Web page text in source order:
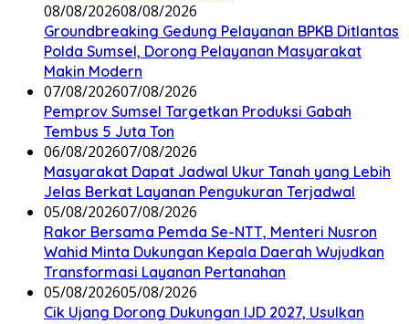
08/08/202608/08/2026
Groundbreaking Gedung Pelayanan BPKB Ditlantas
Polda Sumsel, Dorong Pelayanan Masyarakat
Makin Modern
07/08/202607/08/2026
Pemprov Sumsel Targetkan Produksi Gabah
Tembus 5 Juta Ton
06/08/202607/08/2026
Masyarakat Dapat Jadwal Ukur Tanah yang Lebih
Jelas Berkat Layanan Pengukuran Terjadwal
05/08/202607/08/2026
Rakor Bersama Pemda Se-NTT, Menteri Nusron
Wahid Minta Dukungan Kepala Daerah Wujudkan
Transformasi Layanan Pertanahan
05/08/202605/08/2026
Cik Ujang Dorong Dukungan IJD 2027, Usulkan